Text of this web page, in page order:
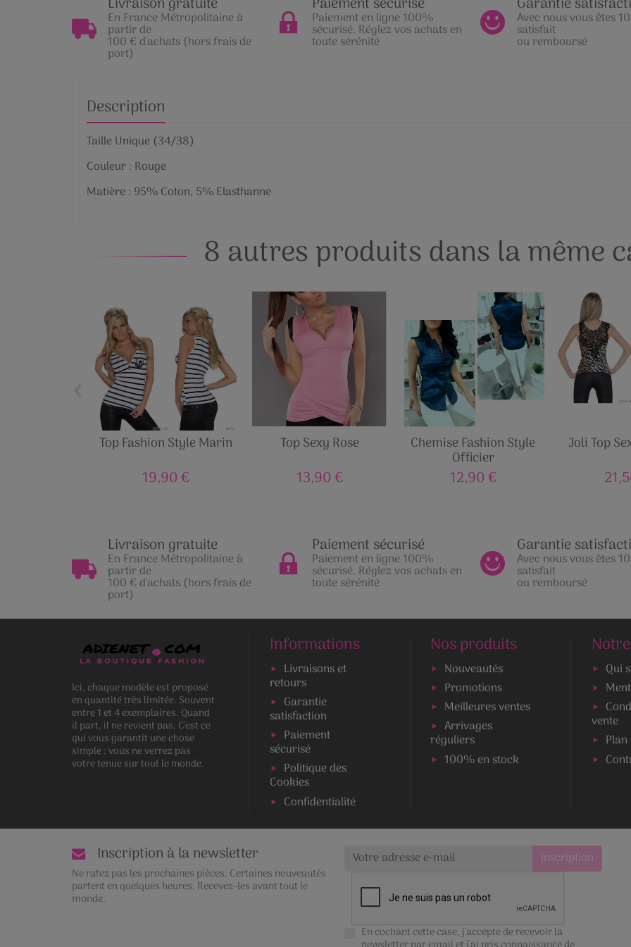
En France Métropolitaine à
partir de
100 € d'achats (hors frais de
port)
Paiement en ligne 100%
sécurisé. Réglez vos achats en
toute sérénité
Avec nous vous êtes
satisfait
ou remboursé
Description
Taille Unique (34/38)
Couleur : Rouge
Matière : 95% Coton, 5% Elasthanne
8 autres produits dans la même
Top Fashion Style Marin
19,90 €
Top Sexy Rose
13,90 €
Chemise Fashion Style
Officier
12,90 €
Joli Top
Livraison gratuite
En France Métropolitaine à
partir de
100 € d'achats (hors frais de
port)
Paiement sécurisé
Paiement en ligne 100%
sécurisé. Réglez vos achats en
toute sérénité
Garantie
Avec nous vous êtes
satisfait
ou remboursé
Ici, chaque modèle est proposé
en quantité très limitée. Souvent
entre 1 et 4 exemplaires. Quand
il part, il ne revient pas. C’est ce
qui vous garantit une chose
simple : vous ne verrez pas
votre tenue sur tout le monde.
Informations
Livraisons et
retours
Garantie
satisfaction
Paiement
sécurisé
Politique des
Cookies
Confidentialité
Nos produits
Nouveautés
Promotions
Meilleures ventes
Arrivages
réguliers
100% en stock
Qui
vente
Inscription à la newsletter
Ne ratez pas les prochaines pièces. Certaines nouveautés
partent en quelques heures. Recevez-les avant tout le
monde.
En cochant cette case, j'accepte de recevoir la